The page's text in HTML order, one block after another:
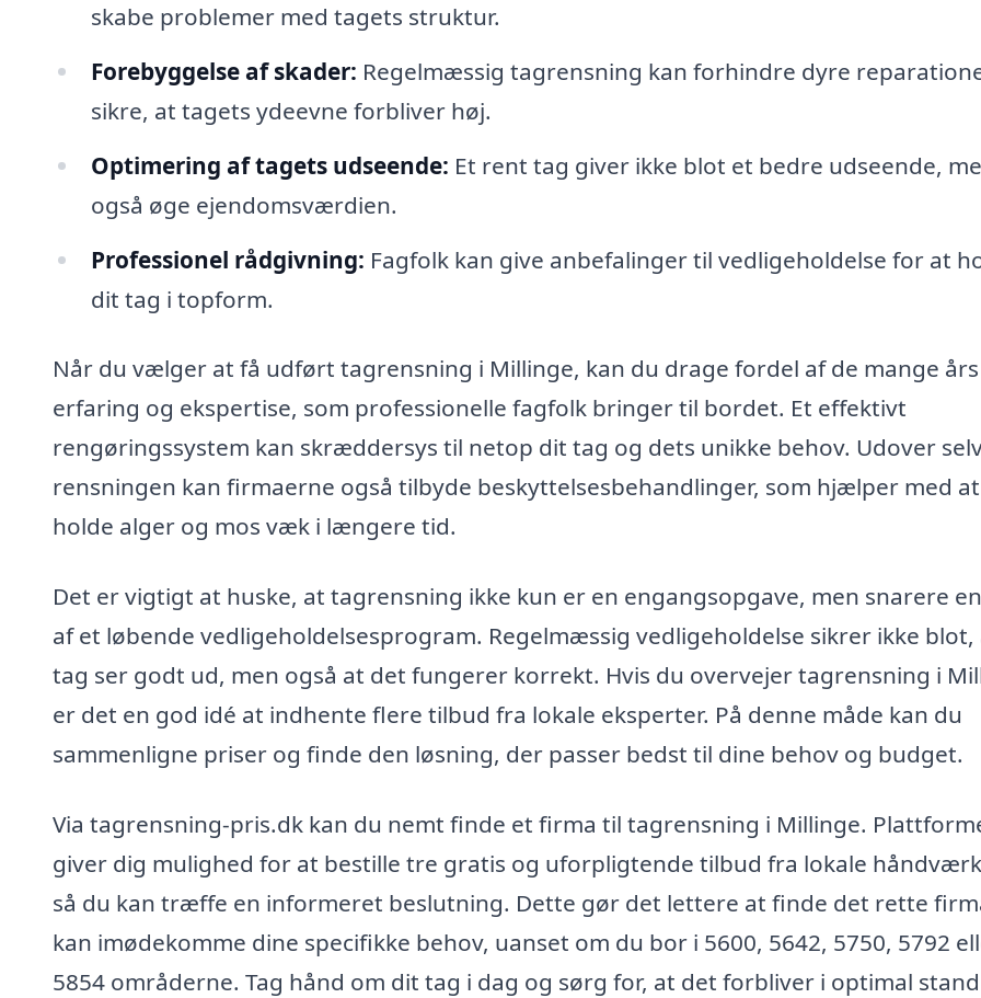
skabe problemer med tagets struktur.
Forebyggelse af skader: Regelmæssig tagrensning kan forhindre dyre
sikre, at tagets ydeevne forbliver høj.
Optimering af tagets udseende: Et rent tag giver ikke blot et bedre udseende,
også øge ejendomsværdien.
Professionel rådgivning: Fagfolk kan give anbefalinger til vedligeholdelse for at
dit tag i topform.
Når du vælger at få udført tagrensning i Millinge, kan du drage fordel af de mange års
erfaring og ekspertise, som professionelle fagfolk bringer til bordet. Et effektivt
rengøringssystem kan skræddersys til netop dit tag og dets unikke behov. Udover
rensningen kan firmaerne også tilbyde beskyttelsesbehandlinger, som hjælper med at
holde alger og mos væk i længere tid.
Det er vigtigt at huske, at tagrensning ikke kun er en engangsopgave, men snarere
af et løbende vedligeholdelsesprogram. Regelmæssig vedligeholdelse sikrer ikke
tag ser godt ud, men også at det fungerer korrekt. Hvis du overvejer tagrensning i
er det en god idé at indhente flere tilbud fra lokale eksperter. På denne måde kan du
sammenligne priser og finde den løsning, der passer bedst til dine behov og budget.
Via tagrensning-pris.dk kan du nemt finde et firma til tagrensning i Millinge.
giver dig mulighed for at bestille tre gratis og uforpligtende tilbud fra lokale
så du kan træffe en informeret beslutning. Dette gør det lettere at finde det rette
kan imødekomme dine specifikke behov, uanset om du bor i 5600, 5642, 5750, 5792
5854 områderne. Tag hånd om dit tag i dag og sørg for, at det forbliver i optimal